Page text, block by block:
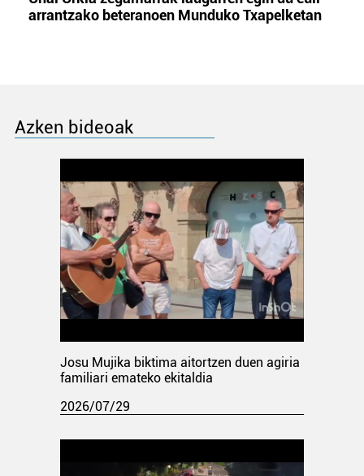
arrantzako beteranoen Munduko Txapelketan
Azken bideoak
Josu Mujika biktima aitortzen duen agiria
familiari emateko ekitaldia
2026/07/29